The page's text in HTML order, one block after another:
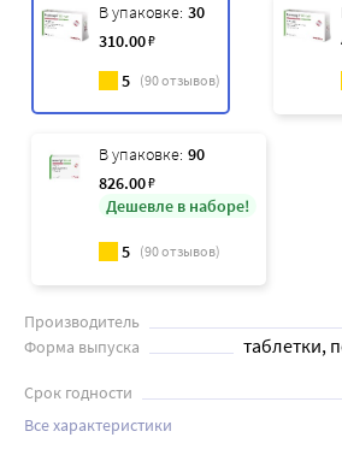
В упаковке: 30
310.00₽
5 (90отзывов)
В упаковке: 90
826.00₽
Дешевле в наборе!
5 (90отзывов)
Производитель
Форма выпуска
таблетки,
Срок годности
Все характеристики